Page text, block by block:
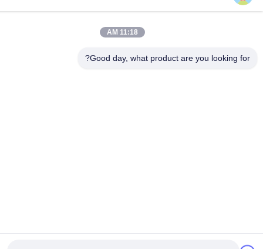
veto@www.szveto.com
11:18 AM
Good day, what product are you looking